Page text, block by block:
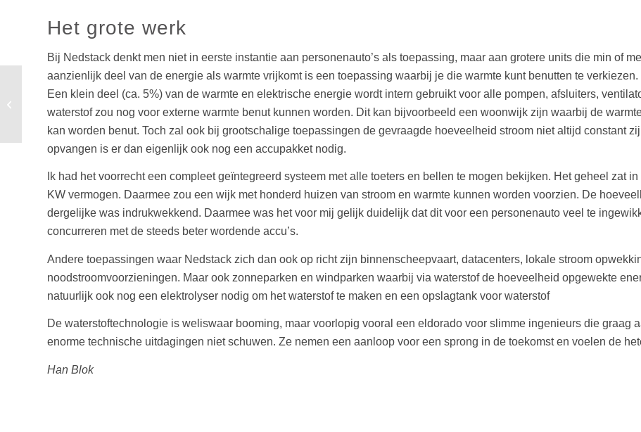
Het grote werk
Bij Nedstack denkt men niet in eerste instantie aan personenauto’s als toepassing, maar aan grotere units die min of
aanzienlijk deel van de energie als warmte vrijkomt is een toepassing waarbij je die warmte kunt benutten te
Een klein deel (ca. 5%) van de warmte en elektrische energie wordt intern gebruikt voor alle pompen, afsluiters,
waterstof zou nog voor externe warmte benut kunnen worden. Dit kan bijvoorbeeld een woonwijk zijn waarbij de
kan worden benut. Toch zal ook bij grootschalige toepassingen de gevraagde hoeveelheid stroom niet altijd constant
opvangen is er dan eigenlijk ook nog een accupakket nodig.
Ik had het voorrecht een compleet geïntegreerd systeem met alle toeters en bellen te mogen bekijken. Het geheel zat
KW vermogen. Daarmee zou een wijk met honderd huizen van stroom en warmte kunnen worden voorzien. De
dergelijke was indrukwekkend. Daarmee was het voor mij gelijk duidelijk dat dit voor een personenauto veel te
concurreren met de steeds beter wordende accu’s.
Andere toepassingen waar Nedstack zich dan ook op richt zijn binnenscheepvaart, datacenters, lokale stroom
noodstroomvoorzieningen. Maar ook zonneparken en windparken waarbij via waterstof de hoeveelheid opgewekte
natuurlijk ook nog een elektrolyser nodig om het waterstof te maken en een opslagtank voor waterstof
De waterstoftechnologie is weliswaar booming, maar voorlopig vooral een eldorado voor slimme ingenieurs die graag
enorme technische uitdagingen niet schuwen. Ze nemen een aanloop voor een sprong in de toekomst en voelen de
Han Blok
Bouwen aan duurzame
personeel